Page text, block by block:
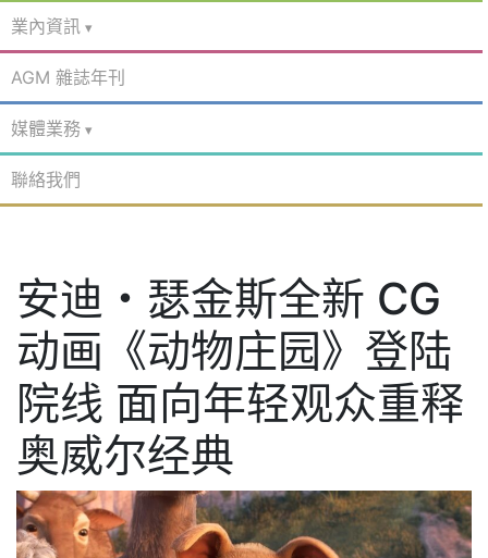
業內資訊
AGM 雜誌年刊
媒體業務
聯絡我們
安迪・瑟金斯全新 CG
动画《动物庄园》登陆
院线 面向年轻观众重释
奥威尔经典